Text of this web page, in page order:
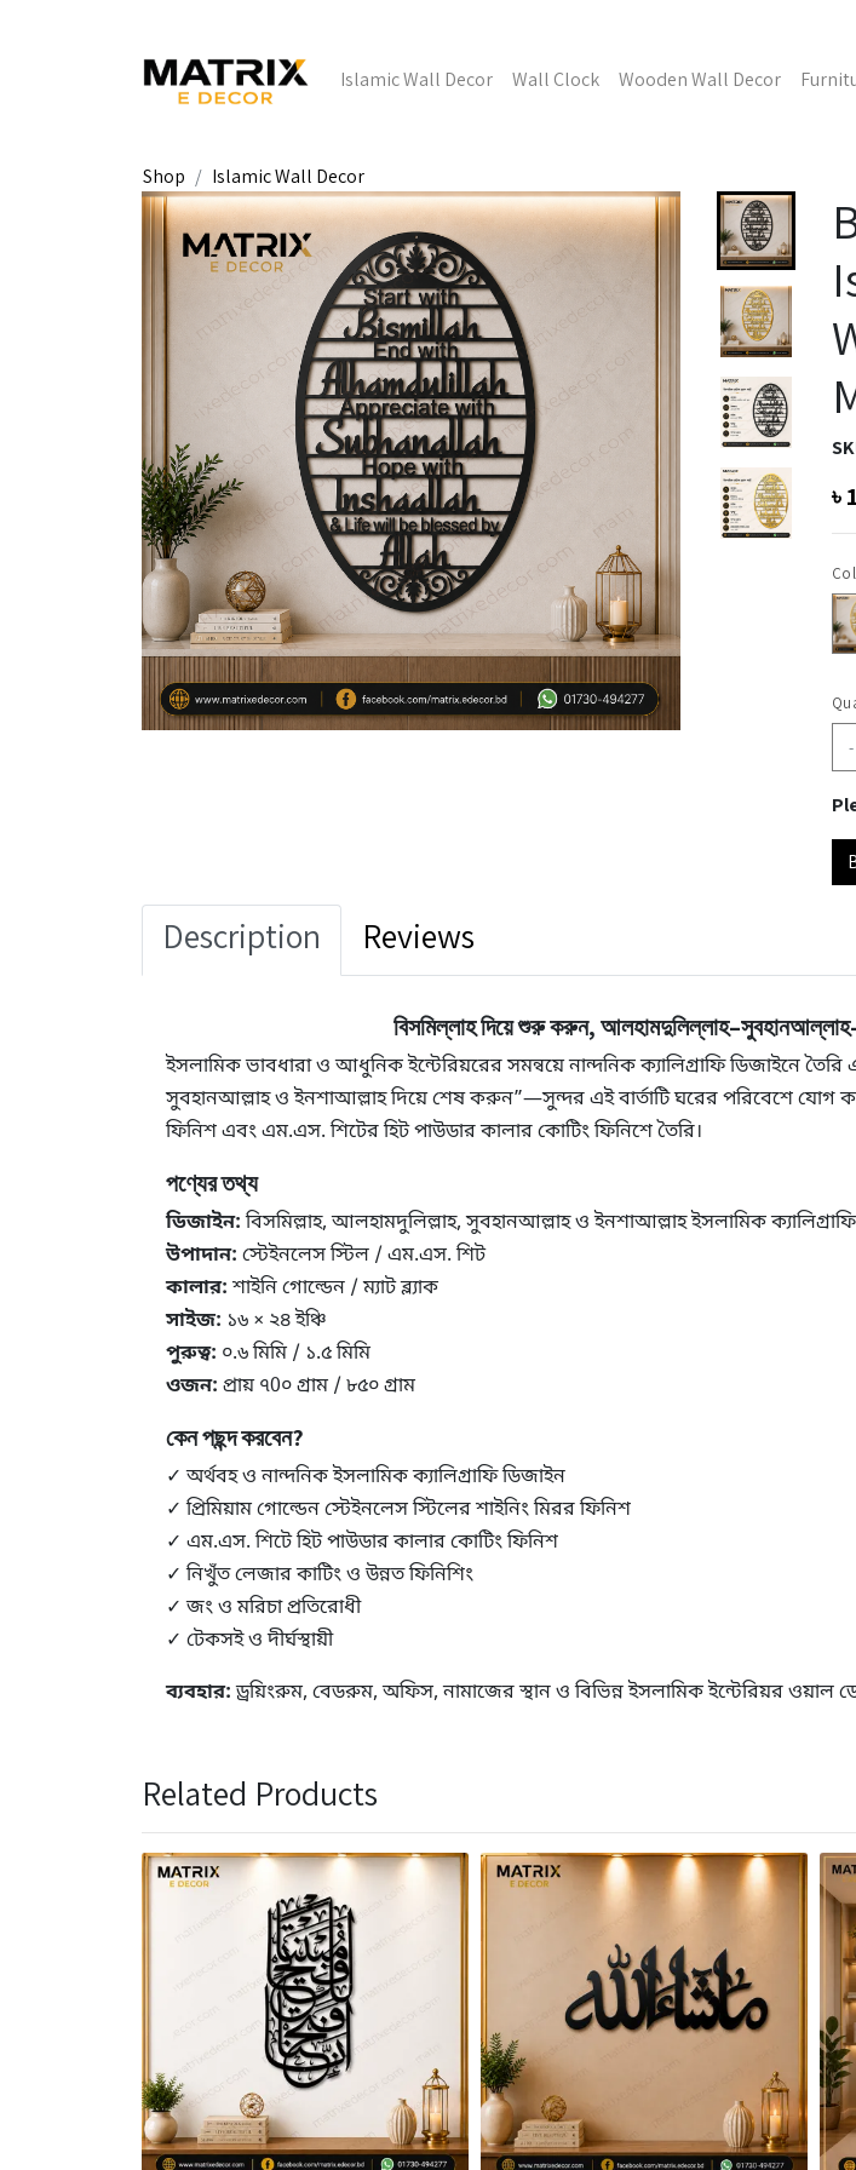
Islamic Wall Decor Wall Clock Wooden Wall Decor
Shop Islamic Wall Decor
৳
-
Description Reviews
বিসমিল্লাহ দিয়ে শুরু করুন,
ইসলামিক ভাবধারা ও আধুনিক ইন্টেরিয়রের সমন্বয়ে নান্দনিক ক্যালিগ্রাফি ডিজাইনে
সুবহানআল্লাহ ও ইনশাআল্লাহ দিয়ে শেষ করুন”—সুন্দর এই বার্তাটি ঘরের পরিবেশে যোগ
ফিনিশ এবং এম.এস. শিটের হিট পাউডার কালার কোটিং ফিনিশে তৈরি।
পণ্যের তথ্য
ডিজাইন:বিসমিল্লাহ, আলহামদুলিল্লাহ, সুবহানআল্লাহ ও ইনশাআল্লাহ ইসলামিক ক্যালিগ্রাফি
উপাদান: স্টেইনলেস স্টিল / এম.এস. শিট
কালার: শাইনি গোল্ডেন / ম্যাট ব্ল্যাক
সাইজ: ১৬ × ২৪ ইঞ্চি
পুরুত্ব: ০.৬ মিমি / ১.৫ মিমি
ওজন: প্রায় ৭0০ গ্রাম / ৮৫০ গ্রাম
কেন পছন্দ করবেন?
✓ অর্থবহ ও নান্দনিক ইসলামিক ক্যালিগ্রাফি ডিজাইন
✓ প্রিমিয়াম গোল্ডেন স্টেইনলেস স্টিলের শাইনিং মিরর ফিনিশ
✓ এম.এস. শিটে হিট পাউডার কালার কোটিং ফিনিশ
✓ নিখুঁত লেজার কাটিং ও উন্নত ফিনিশিং
✓ জং ও মরিচা প্রতিরোধী
✓ টেকসই ও দীর্ঘস্থায়ী
ব্যবহার:ড্রয়িংরুম, বেডরুম, অফিস, নামাজের স্থান ও বিভিন্ন ইসলামিক ইন্টেরিয়র
Related Products